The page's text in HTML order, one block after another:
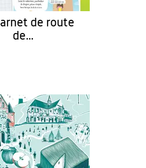
de route
de...